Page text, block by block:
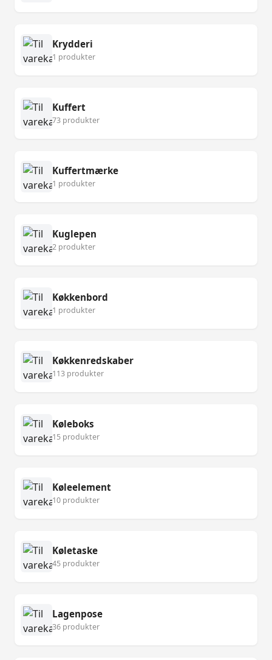
Krydderi
1 produkter
Kuffert
73 produkter
Kuffertmærke
1 produkter
Kuglepen
2 produkter
Køkkenbord
1 produkter
Køkkenredskaber
113 produkter
Køleboks
15 produkter
Køleelement
10 produkter
Køletaske
45 produkter
Lagenpose
36 produkter